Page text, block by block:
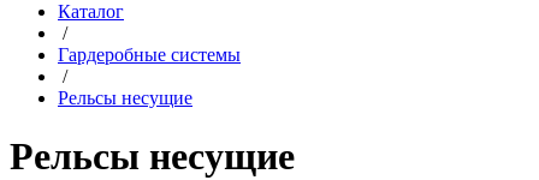
Каталог
/
Гардеробные системы
/
Рельсы несущие
Рельсы несущие